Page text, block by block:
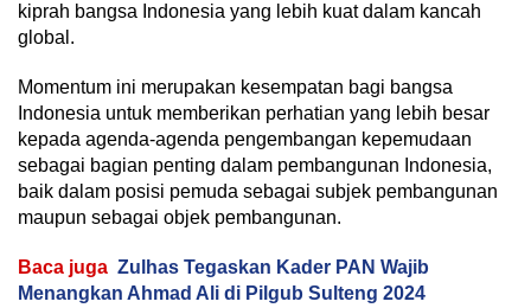
kiprah bangsa Indonesia yang lebih kuat dalam kancah
global.
Momentum ini merupakan kesempatan bagi bangsa
Indonesia untuk memberikan perhatian yang lebih besar
kepada agenda-agenda pengembangan kepemudaan
sebagai bagian penting dalam pembangunan Indonesia,
baik dalam posisi pemuda sebagai subjek pembangunan
maupun sebagai objek pembangunan.
Baca juga Zulhas Tegaskan Kader PAN Wajib
Menangkan Ahmad Ali di Pilgub Sulteng 2024